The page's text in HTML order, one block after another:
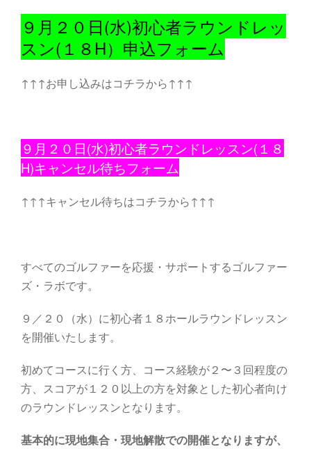
９月２０日(水)初心者ラウンドレッ
スン(１８H）申込フォーム
↑↑↑お申し込みはコチラから↑↑↑
９月２０日(水)初心者ラウンドレッスン(１８
H)キャンセル待ちフォーム
↑↑↑キャンセル待ちはコチラから↑↑↑
すべてのゴルファーを応援・サポートするゴルファー
ズ・ラボです。
９／２０（水）に初心者１８ホールラウンドレッスン
を開催いたします。
初めてコースに行く方、コース経験が２〜３回程度の
方、スコアが１２０以上の方を対象とした初心者向け
のラウンドレッスンとなります。
基本的に現地集合・現地解散での開催となりますが、